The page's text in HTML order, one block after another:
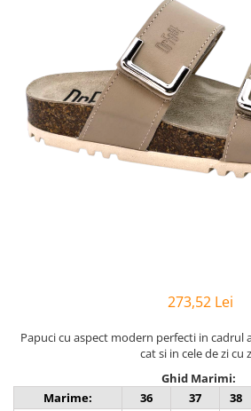
Dr. Feet
273,52 Lei
Papuci cu aspect modern perfecti in
cat si in cele de zi cu
Ghid Marimi:
Marime:
36 37 38